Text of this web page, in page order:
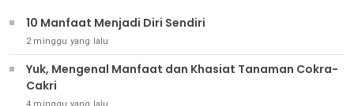
10 Manfaat Menjadi Diri Sendiri
2 minggu yang lalu
Yuk, Mengenal Manfaat dan Khasiat Tanaman Cokra-
Cakri
4 minggu yang lalu